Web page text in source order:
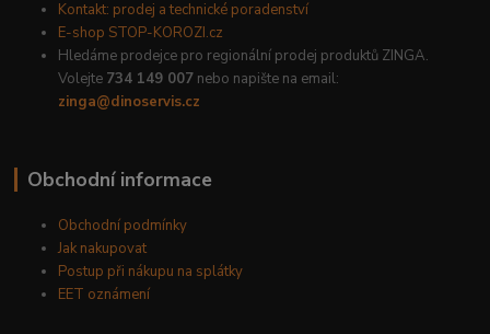
Kontakt: prodej a technické poradenství
E-shop STOP-KOROZI.cz
Hledáme prodejce pro regionální prodej produktů ZINGA.
Volejte 734 149 007 nebo napište na email:
zinga@dinoservis.cz
Obchodní informace
Obchodní podmínky
Jak nakupovat
Postup při nákupu na splátky
EET oznámení